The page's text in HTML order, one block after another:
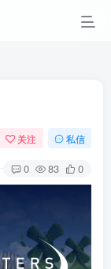
关注 私信
0 83 0